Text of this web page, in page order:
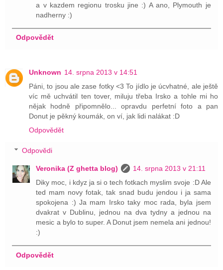
a v kazdem regionu trosku jine :) A ano, Plymouth je
nadherny :)
Odpovědět
Unknown 14. srpna 2013 v 14:51
Páni, to jsou ale zase fotky <3 To jídlo je úcvhatné, ale ještě
víc mě uchvátil ten tover, miluju třeba Irsko a tohle mi ho
nějak hodně připomnělo... opravdu perfetní foto a pan
Donut je pěkný koumák, on ví, jak lidi nalákat :D
Odpovědět
Odpovědi
Veronika (Z ghetta blog)
14. srpna 2013 v 21:11
Diky moc, i kdyz ja si o tech fotkach myslim svoje :D Ale
ted mam novy fotak, tak snad budu jendou i ja sama
spokojena :) Ja mam Irsko taky moc rada, byla jsem
dvakrat v Dublinu, jednou na dva tydny a jednou na
mesic a bylo to super. A Donut jsem nemela ani jednou!
:)
Odpovědět